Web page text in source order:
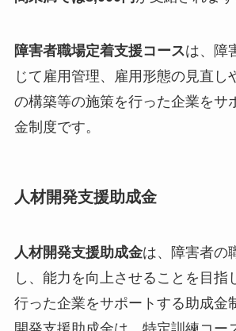
障害者職場定着支援コースは、障
じて雇用管理、雇用形態の見直し
の構築等の施策を行った企業をサ
金制度です。
人材開発支援助成金
人材開発支援助成金は、障害者の
し、能力を向上させることを目指
行った企業をサポートする助成金